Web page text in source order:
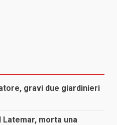
gravi due giardinieri
morta una